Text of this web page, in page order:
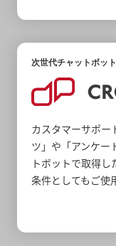
次世代チャットボット
カスタマーサポー
ツ」や「アンケー
トボットで取得
条件としてもご使